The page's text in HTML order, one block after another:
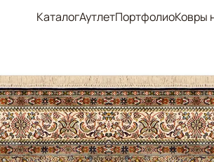
КаталогАутлетПортфолиоКовры